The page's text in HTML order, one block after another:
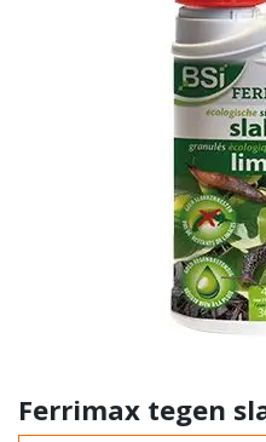
Ferrimax tegen